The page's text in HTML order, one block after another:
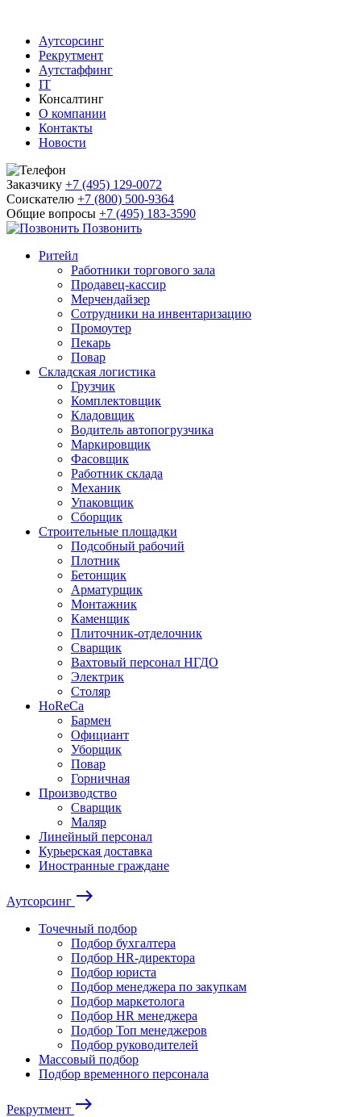
Аутсорсинг
Рекрутмент
Аутстаффинг
IT
Консалтинг
О компании
Контакты
Новости
Заказчику +7 (495) 129-0072
Соискателю +7 (800) 500-9364
Общие вопросы +7 (495) 183-3590
Позвонить
Ритейл
Работники торгового зала
Продавец-кассир
Мерчендайзер
Сотрудники на инвентаризацию
Промоутер
Пекарь
Повар
Складская логистика
Грузчик
Комплектовщик
Кладовщик
Водитель автопогрузчика
Маркировщик
Фасовщик
Работник склада
Механик
Упаковщик
Сборщик
Строительные площадки
Подсобный рабочий
Плотник
Бетонщик
Арматурщик
Монтажник
Каменщик
Плиточник-отделочник
Сварщик
Вахтовый персонал НГДО
Электрик
Столяр
HoReCa
Бармен
Официант
Уборщик
Повар
Горничная
Производство
Сварщик
Маляр
Линейный персонал
Курьерская доставка
Иностранные граждане
Аутсорсинг east
Точечный подбор
Подбор бухгалтера
Подбор HR-директора
Подбор юриста
Подбор менеджера по закупкам
Подбор маркетолога
Подбор HR менеджера
Подбор Топ менеджеров
Подбор руководителей
Массовый подбор
Подбор временного персонала
Рекрутмент east